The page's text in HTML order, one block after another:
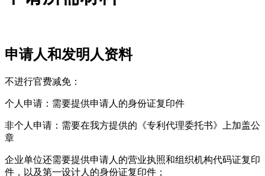
申请人和发明人资料
不进行官费减免：
个人申请：需要提供申请人的身份证复印件
非个人申请：需要在我方提供的《专利代理委托书》上加盖公
章
企业单位还需要提供申请人的营业执照和组织机构代码证复印
件，以及第一设计人的身份证复印件；